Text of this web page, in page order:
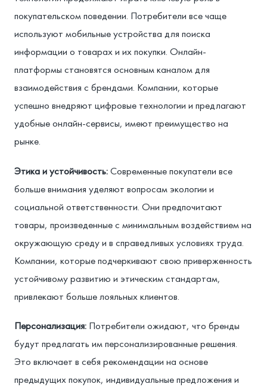
покупательском поведении. Потребители все чаще
используют мобильные устройства для поиска
информации о товарах и их покупки. Онлайн-
платформы становятся основным каналом для
взаимодействия с брендами. Компании, которые
успешно внедряют цифровые технологии и предлагают
удобные онлайн-сервисы, имеют преимущество на
рынке.
Этика и устойчивость:Современные покупатели все
больше внимания уделяют вопросам экологии и
социальной ответственности. Они предпочитают
товары, произведенные с минимальным воздействием на
окружающую среду и в справедливых условиях труда.
Компании, которые подчеркивают свою приверженность
устойчивому развитию и этическим стандартам,
привлекают больше лояльных клиентов.
Персонализация: Потребители ожидают, что бренды
будут предлагать им персонализированные решения.
Это включает в себя рекомендации на основе
предыдущих покупок, индивидуальные предложения и